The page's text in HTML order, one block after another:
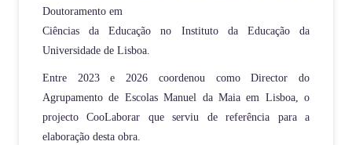
Doutoramento em
Ciências da Educação no Instituto da Educação da
Universidade de Lisboa.
Entre 2023 e 2026 coordenou como Director do
Agrupamento de Escolas Manuel da Maia em Lisboa, o
projecto CooLaborar que serviu de referência para a
elaboração desta obra.